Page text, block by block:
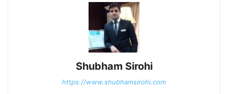
Shubham Sirohi
https://www.shubhamsirohi.com